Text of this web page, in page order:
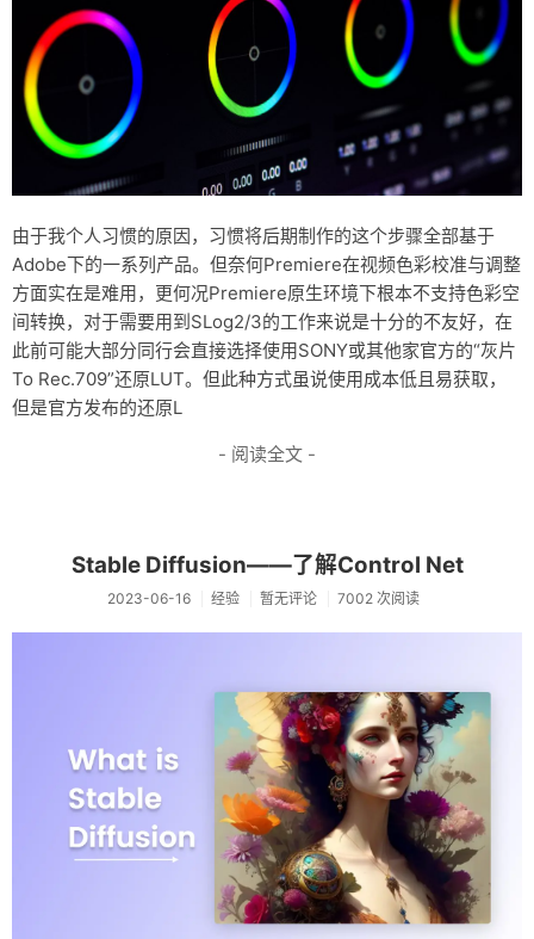
由于我个人习惯的原因，习惯将后期制作的这个步骤全部基于
Adobe下的一系列产品。但奈何Premiere在视频色彩校准与调整
方面实在是难用，更何况Premiere原生环境下根本不支持色彩空
间转换，对于需要用到SLog2/3的工作来说是十分的不友好，在
此前可能大部分同行会直接选择使用SONY或其他家官方的“灰片
To Rec.709”还原LUT。但此种方式虽说使用成本低且易获取，
但是官方发布的还原L
- 阅读全文 -
Stable Diffusion——了解Control Net
2023-06-16 经验 暂无评论 7002 次阅读